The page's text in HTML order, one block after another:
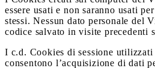
essere usati e non saranno usati
stessi. Nessun dato personale del
codice salvato in visite precedenti
I c.d. Cookies di sessione
consentono l’acquisizione di dati